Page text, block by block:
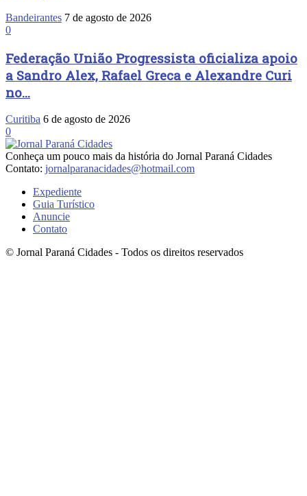
Bandeirantes 7 de agosto de 2026
0
Federação União Progressista oficializa apoio
a Sandro Alex, Rafael Greca e Alexandre Curi
no...
Curitiba 6 de agosto de 2026
0
Conheça um pouco mais da história do Jornal Paraná Cidades
Contato: jornalparanacidades@hotmail.com
Expediente
Guia Turístico
Anuncie
Contato
© Jornal Paraná Cidades - Todos os direitos reservados